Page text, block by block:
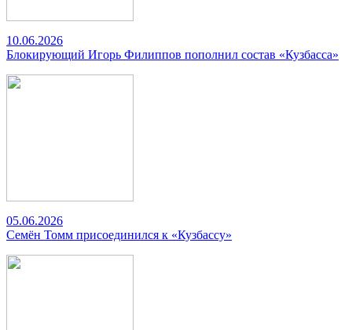
10.06.2026
Блокирующий Игорь Филиппов пополнил состав «Кузбасса»
05.06.2026
Семён Томм присоединился к «Кузбассу»